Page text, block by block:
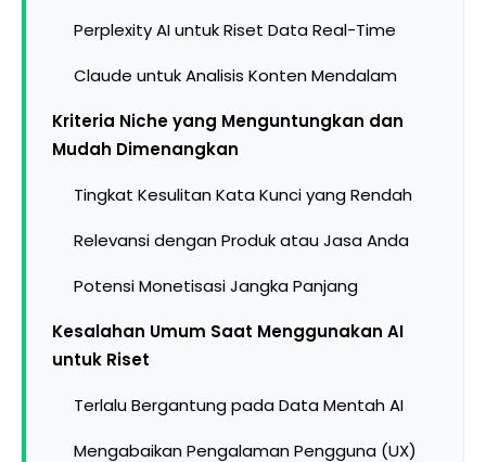
Perplexity AI untuk Riset Data Real-Time
Claude untuk Analisis Konten Mendalam
Kriteria Niche yang Menguntungkan dan
Mudah Dimenangkan
Tingkat Kesulitan Kata Kunci yang Rendah
Relevansi dengan Produk atau Jasa Anda
Potensi Monetisasi Jangka Panjang
Kesalahan Umum Saat Menggunakan AI
untuk Riset
Terlalu Bergantung pada Data Mentah AI
Mengabaikan Pengalaman Pengguna (UX)